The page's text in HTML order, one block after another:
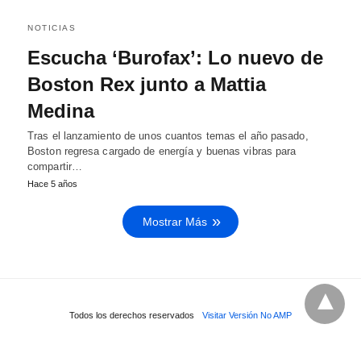
NOTICIAS
Escucha ‘Burofax’: Lo nuevo de
Boston Rex junto a Mattia
Medina
Tras el lanzamiento de unos cuantos temas el año pasado,
Boston regresa cargado de energía y buenas vibras para
compartir…
Hace 5 años
Mostrar Más
Todos los derechos reservados Visitar Versión No AMP